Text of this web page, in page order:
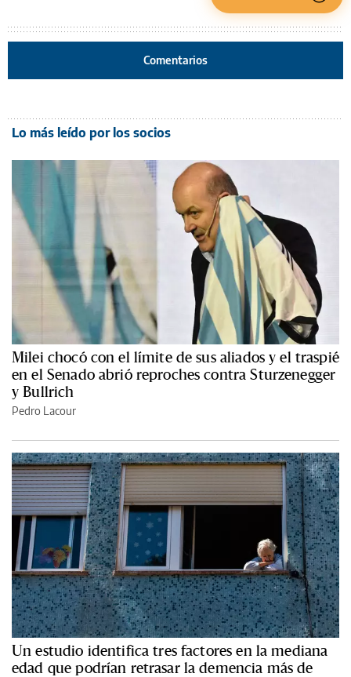
Comentarios
Lo más leído por los socios
Milei chocó con el límite de sus aliados y el traspié
en el Senado abrió reproches contra Sturzenegger
y Bullrich
Pedro Lacour
Un estudio identifica tres factores en la mediana
edad que podrían retrasar la demencia más de